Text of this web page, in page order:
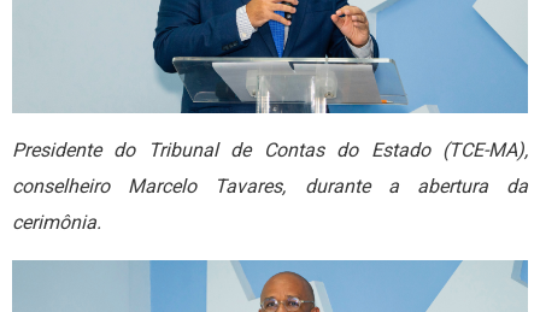
Presidente do Tribunal de Contas do Estado (TCE-MA),
conselheiro Marcelo Tavares, durante a abertura da
cerimônia.